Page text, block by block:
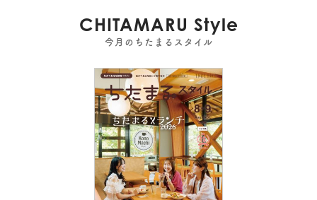
CHITAMARU Style
今月のちたまるスタイル